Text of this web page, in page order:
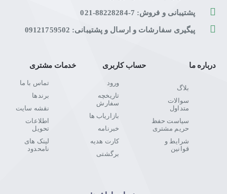
پشتیبانی و فروش: 7-88228284-021
پیگیری سفارشات و ارسال و پشتیبانی: 09121759502
درباره ما
بلاگ
سوالات
متداول
سیاست حفظ
حریم مشتری
شرایط و
قوانین
حساب کاربری
ورود
تاریخچه
سفارش
بازاریاب ها
خبرنامه
کارت هدیه
برگشتی
خدمات مشتری
تماس با ما
برندها
نقشه سایت
اطلاعات
تحویل
لینک های
نامحدود